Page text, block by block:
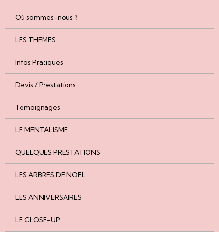
Où sommes-nous ?
LES THEMES
Infos Pratiques
Devis / Prestations
Témoignages
LE MENTALISME
QUELQUES PRESTATIONS
LES ARBRES DE NOËL
LES ANNIVERSAIRES
LE CLOSE-UP